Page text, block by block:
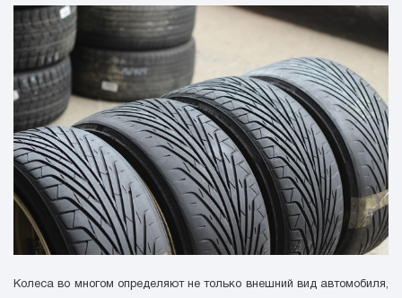
Колеса во многом определяют не только внешний вид автомобиля,